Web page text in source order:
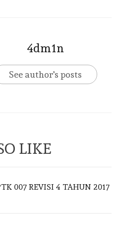
4dm1n
See author's posts
LIKE
007 REVISI 4 TAHUN 2017